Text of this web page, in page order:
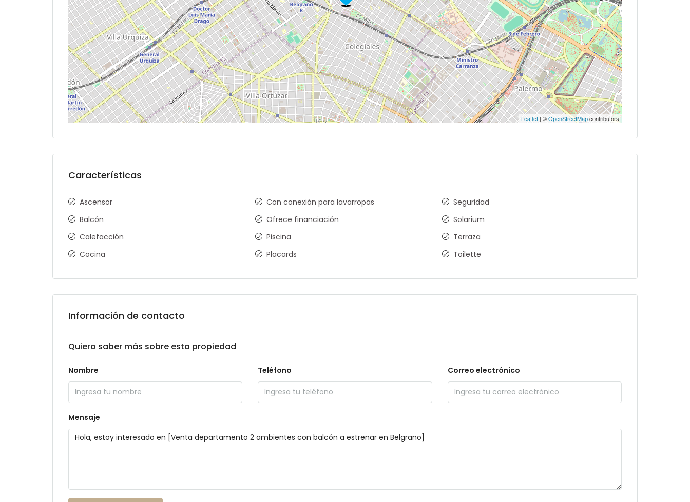
Leaflet | ©OpenStreetMapcontributors
Características
Ascensor
Balcón
Calefacción
Cocina
Con conexión para lavarropas
Ofrece financiación
Piscina
Placards
Seguridad
Solarium
Terraza
Toilette
Información de contacto
Quiero saber más sobre esta propiedad
Nombre Teléfono Correo electrónico
Mensaje